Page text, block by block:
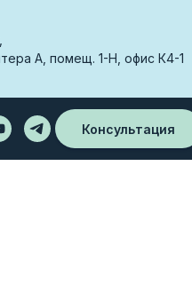
А, помещ. 1-Н, офис К4-1
Консультация